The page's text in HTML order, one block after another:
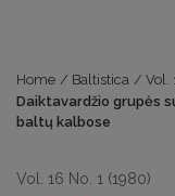
Home / Baltistica / Vol.
Daiktavardžio grupės
baltų kalbose
Vol. 16 No. 1 (1980)